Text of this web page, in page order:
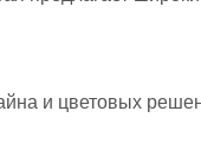
и цветовых